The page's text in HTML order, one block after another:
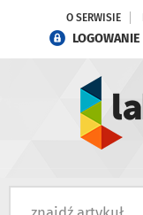
O SERWISIE
LOGOWANIE